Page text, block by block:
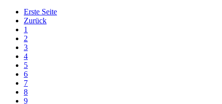
Erste Seite
Zurück
1
2
3
4
5
6
7
8
9